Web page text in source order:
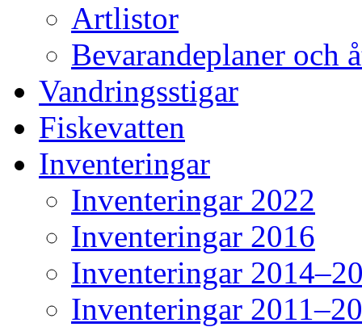
Artlistor
Bevarandeplaner och
Vandringsstigar
Fiskevatten
Inventeringar
Inventeringar 2022
Inventeringar 2016
Inventeringar
Inventeringar